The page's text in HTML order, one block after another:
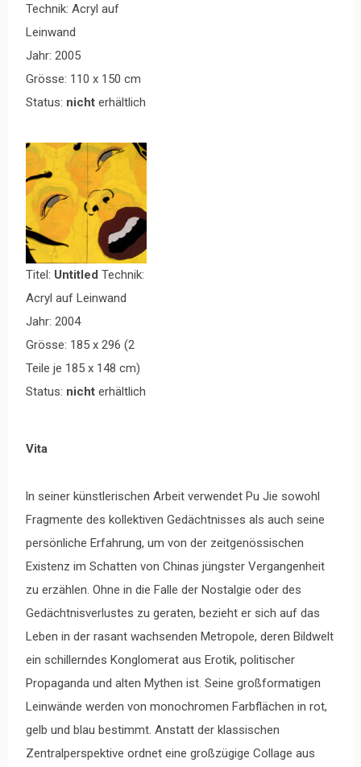
Technik: Acryl auf
Leinwand
Jahr: 2005
Grösse: 110 x 150 cm
Status: nicht erhältlich
Titel: Untitled Technik:
Acryl auf Leinwand
Jahr: 2004
Grösse: 185 x 296 (2
Teile je 185 x 148 cm)
Status: nicht erhältlich
Vita
ln seiner künstlerischen Arbeit verwendet Pu Jie sowohl
Fragmente des kollektiven Gedächtnisses als auch seine
persönliche Erfahrung, um von der zeitgenössischen
Existenz im Schatten von Chinas jüngster Vergangenheit
zu erzählen. Ohne in die Falle der Nostalgie oder des
Gedächtnisverlustes zu geraten, bezieht er sich auf das
Leben in der rasant wachsenden Metropole, deren Bildwelt
ein schillerndes Konglomerat aus Erotik, politischer
Propaganda und alten Mythen ist. Seine großformatigen
Leinwände werden von monochromen Farbflächen in rot,
gelb und blau bestimmt. Anstatt der klassischen
Zentralperspektive ordnet eine großzügige Collage aus